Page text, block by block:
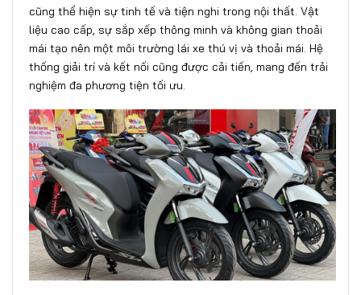
cũng thể hiện sự tinh tế và tiện nghi trong nội thất. Vật
liệu cao cấp, sự sắp xếp thông minh và không gian thoải
mái tạo nên một môi trường lái xe thú vị và thoải mái. Hệ
thống giải trí và kết nối cũng được cải tiến, mang đến trải
nghiệm đa phương tiện tối ưu.